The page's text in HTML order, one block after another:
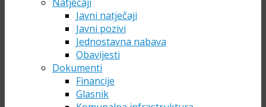
Javni natječaji
Javni pozivi
Jednostavna nabava
Obavijesti
Dokumenti
Financije
Glasnik